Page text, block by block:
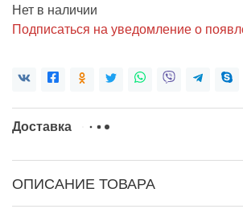
Нет в наличии
Подписаться на уведомление о
Доставка
ОПИСАНИЕ ТОВАРА